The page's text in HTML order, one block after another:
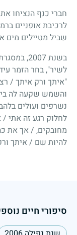
חברי כנף הנציחו
לרכיבת אופניים
שביל מטיילים מים
בשנת
לשיר", בחר הזמר
"איתך ורק איתך /
והשמש שקעה לה
נשרפים ועולים
לחלוק רגע זה אתי
מחובקים, / אך את
להיות שם / איתך
סיפורי חיים